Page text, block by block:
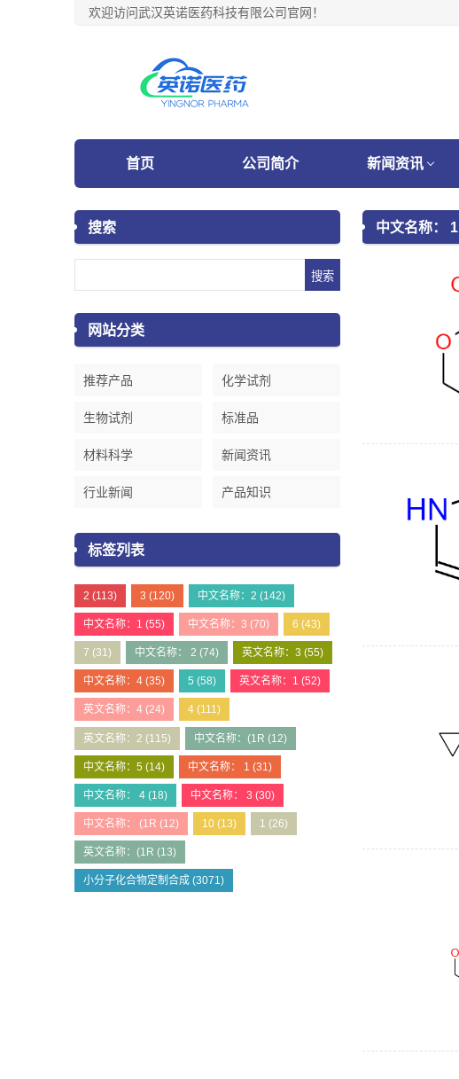
欢迎访问武汉英诺医药科技有限公司官网！
首页 公司简介 新闻资讯
搜索
网站分类
推荐产品 化学试剂
生物试剂 标准品
材料科学 新闻资讯
行业新闻 产品知识
标签列表
2 (113) 3 (120) 中文名称：2 (142)
中文名称：1 (55) 中文名称：3 (70) 6 (43)
7 (31) 中文名称： 2 (74) 英文名称：3 (55)
中文名称：4 (35) 5 (58) 英文名称：1 (52)
英文名称：4 (24) 4 (111)
英文名称：2 (115) 中文名称：(1R (12)
中文名称：5 (14) 中文名称： 1 (31)
中文名称： 4 (18) 中文名称： 3 (30)
中文名称： (1R (12) 10 (13) 1 (26)
英文名称：(1R (13)
小分子化合物定制合成 (3071)
中文名称： 1